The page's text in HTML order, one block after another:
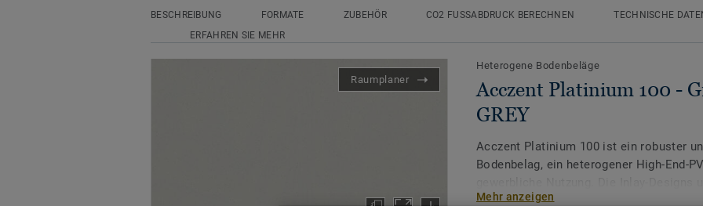
BESCHREIBUNG FORMATE ZUBEHÖR CO2 FUSSABDRUCK BERECHNEN
TECHNISCHE
ERFAHREN SIE MEHR
Raumplaner
Heterogene Bodenbeläge
Acczent Platinium 100 -
GREY
Acczent Platinium 100 ist ein robuster
Bodenbelag, ein heterogener High-End-
neutralen und lebendigen Farben eignen
Mehr anzeigen